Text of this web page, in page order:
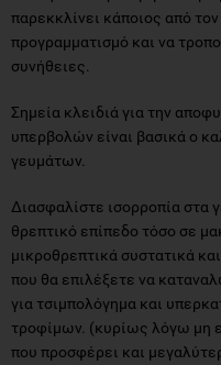
παρεκκλίνει κάποιος από
προγραμματισμό και να
συνήθειες.
Σημεία κλειδιά για την
υπερβολών είναι βασικά ο
γευμάτων.
Διασφαλίστε ισορροπία στα
θρεπτικό επίπεδο τόσο σε
μικροθρεπτικά συστατικά
που θα επιλέξετε να
για τσιμπολόγημα και
τροφίμων. (κυρίως λόγω μη
που προσφέρει και